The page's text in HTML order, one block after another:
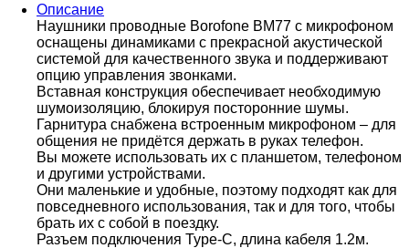
Описание
Наушники проводные Borofone BM77 с микрофоном
оснащены динамиками с прекрасной акустической
системой для качественного звука и поддерживают
опцию управления звонками.
Вставная конструкция обеспечивает необходимую
шумоизоляцию, блокируя посторонние шумы.
Гарнитура снабжена встроенным микрофоном – для
общения не придётся держать в руках телефон.
Вы можете использовать их с планшетом, телефоном
и другими устройствами.
Они маленькие и удобные, поэтому подходят как для
повседневного использования, так и для того, чтобы
брать их с собой в поездку.
Разъем подключения Type-C, длина кабеля 1.2м.